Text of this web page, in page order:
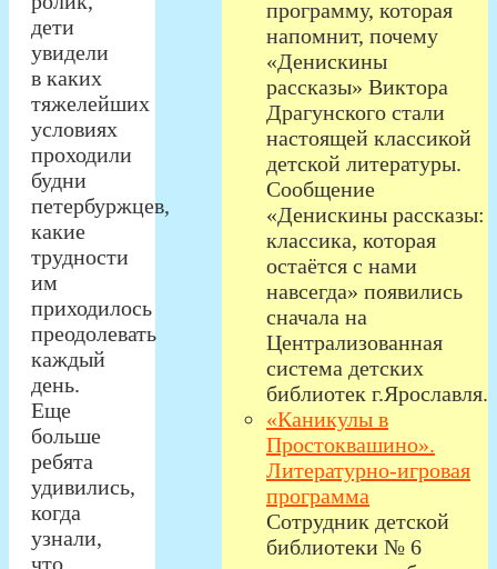
дети
увидели
в каких
тяжелейших
условиях
проходили
будни
петербуржцев,
какие
трудности
им
приходилось
преодолевать
каждый
день.
Еще
больше
ребята
удивились,
когда
узнали,
что
программу, которая
напомнит, почему
«Денискины
рассказы» Виктора
Драгунского стали
настоящей классикой
детской литературы.
Сообщение
«Денискины рассказы:
классика, которая
остаётся с нами
навсегда» появились
сначала на
Централизованная
система детских
библиотек г.Ярославля.
«Каникулы в
Простоквашино».
Литературно-игровая
программа
Сотрудник детской
библиотеки № 6